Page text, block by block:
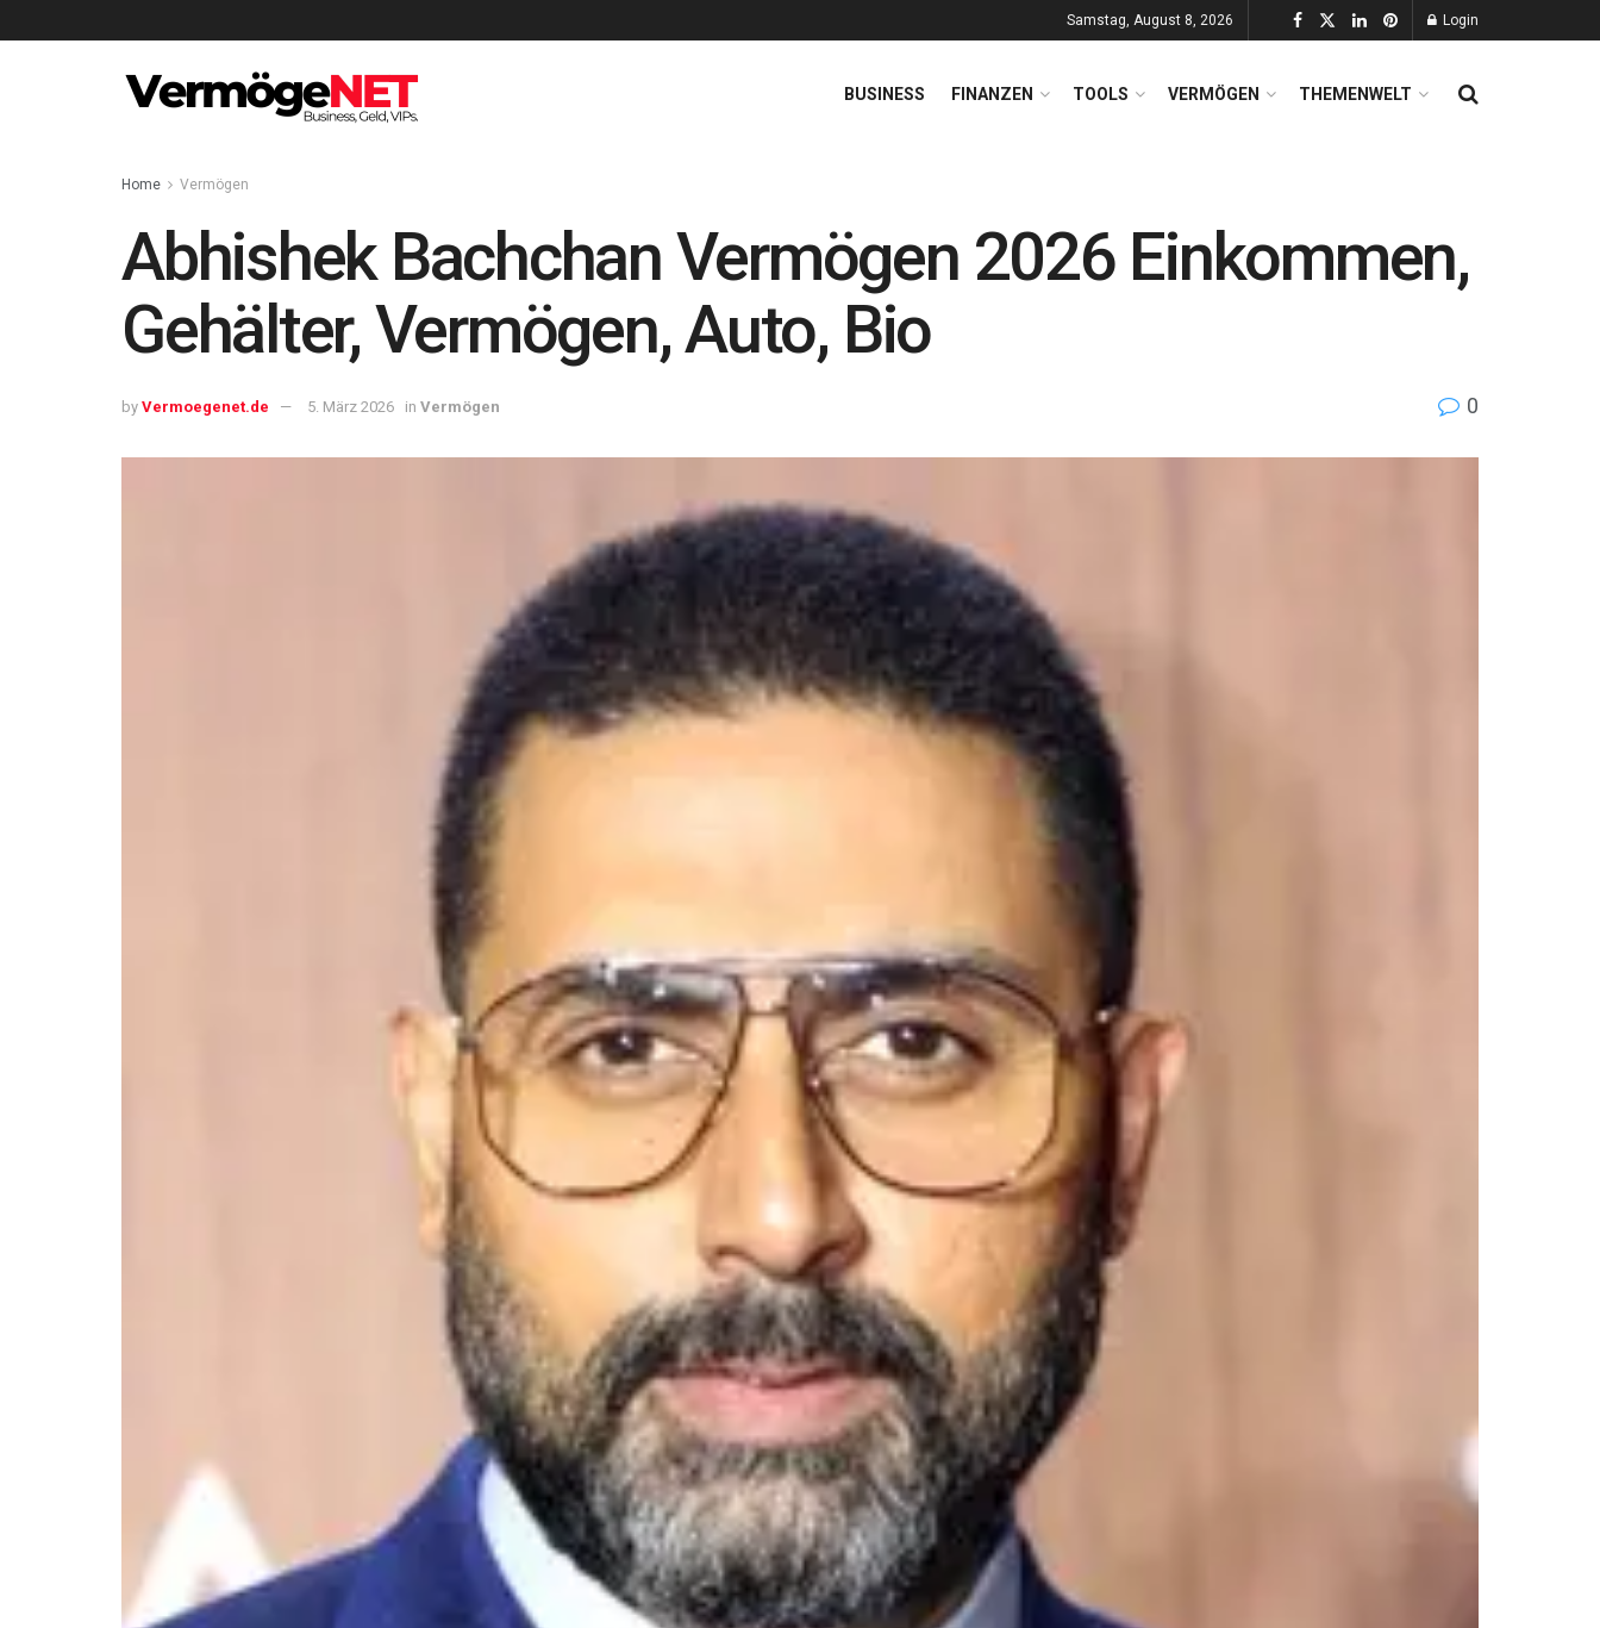
Samstag, August 8, 2026 Login
BUSINESS FINANZEN TOOLS VERMÖGEN THEMENWELT
Home Vermögen
Abhishek Bachchan Vermögen 2026 Einkommen,
Gehälter, Vermögen, Auto, Bio
by Vermoegenet.de 5. März 2026 in Vermögen 0